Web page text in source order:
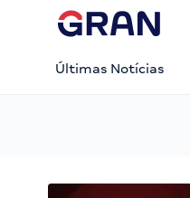
Últimas Notícias